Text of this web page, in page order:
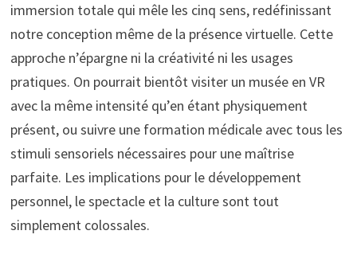
immersion totale qui mêle les cinq sens, redéfinissant
notre conception même de la présence virtuelle. Cette
approche n’épargne ni la créativité ni les usages
pratiques. On pourrait bientôt visiter un musée en VR
avec la même intensité qu’en étant physiquement
présent, ou suivre une formation médicale avec tous les
stimuli sensoriels nécessaires pour une maîtrise
parfaite. Les implications pour le développement
personnel, le spectacle et la culture sont tout
simplement colossales.